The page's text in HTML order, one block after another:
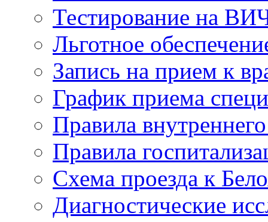
Тестирование на
Льготное
Запись на прием к
График приема
Правила
Правила
Схема проезда к
Диагностические